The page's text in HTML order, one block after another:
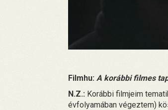
Filmhu: A korábbi filmes
N.Z.: Korábbi filmjeim
évfolyamában végeztem)